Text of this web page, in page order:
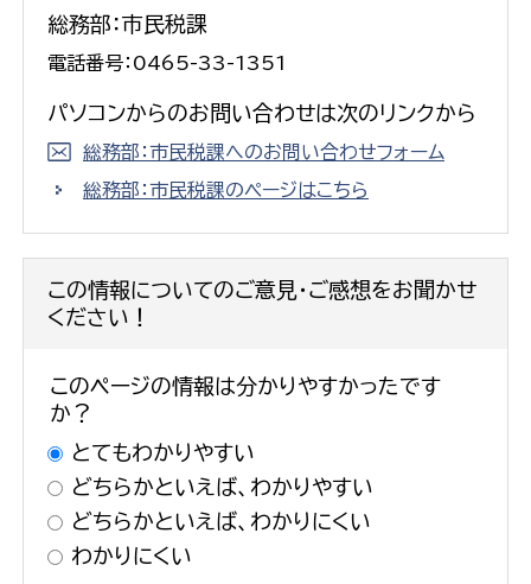
総務部：市民税課
電話番号：0465-33-1351
パソコンからのお問い合わせは次のリンクから
総務部：市民税課へのお問い合わせフォーム
総務部：市民税課のページはこちら
この情報についてのご意見・ご感想をお聞かせ
ください！
このページの情報は分かりやすかったです
か？
とてもわかりやすい
どちらかといえば、わかりやすい
どちらかといえば、わかりにくい
わかりにくい